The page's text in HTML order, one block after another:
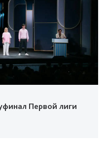
Первой лиги